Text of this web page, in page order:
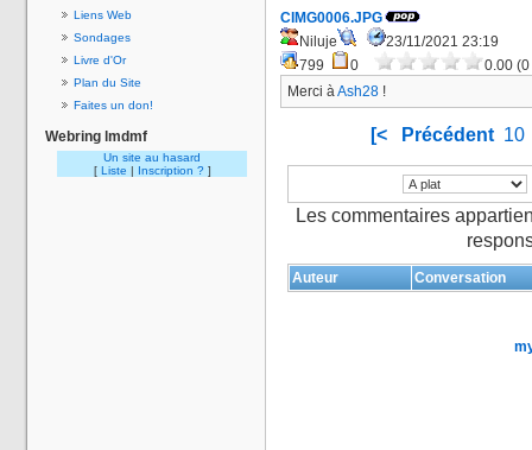
Liens Web
Sondages
Livre d'Or
Plan du Site
Faites un don!
Webring lmdmf
Un site au hasard
[ Liste | Inscription ? ]
CIMG0006.JPG
Niluje
23/11/2021 23:19
799
0
0.00
Merci àAsh28 !
[< Précédent 10
Les commentaires
Auteur Conversation